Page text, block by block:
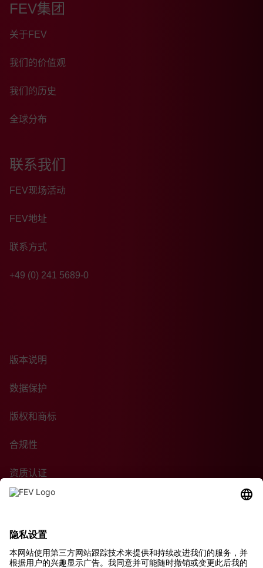
FEV集团
关于FEV
我们的价值观
我们的历史
全球分布
联系我们
FEV现场活动
FEV地址
联系方式
+49 (0) 241 5689-0
版本说明
数据保护
版权和商标
合规性
资质认证
可持续性